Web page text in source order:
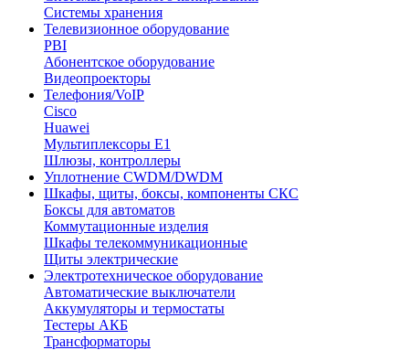
Системы хранения
Телевизионное оборудование
PBI
Абонентское оборудование
Видеопроекторы
Телефония/VoIP
Cisco
Huawei
Мультиплексоры E1
Шлюзы, контроллеры
Уплотнение CWDM/DWDM
Шкафы, щиты, боксы, компоненты СКС
Боксы для автоматов
Коммутационные изделия
Шкафы телекоммуникационные
Щиты электрические
Электротехническое оборудование
Автоматические выключатели
Аккумуляторы и термостаты
Тестеры АКБ
Трансформаторы